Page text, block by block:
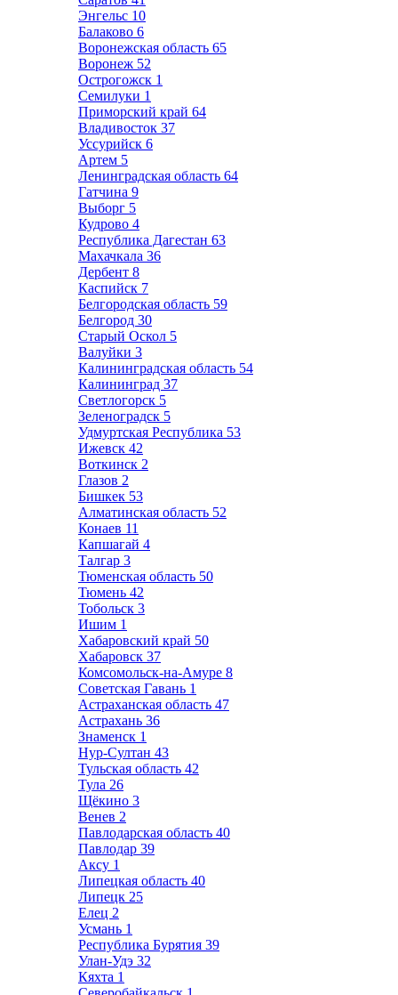
Энгельс 10
Балаково 6
Воронежская область 65
Воронеж 52
Острогожск 1
Семилуки 1
Приморский край 64
Владивосток 37
Уссурийск 6
Артем 5
Ленинградская область 64
Гатчина 9
Выборг 5
Кудрово 4
Республика Дагестан 63
Махачкала 36
Дербент 8
Каспийск 7
Белгородская область 59
Белгород 30
Старый Оскол 5
Валуйки 3
Калининградская область 54
Калининград 37
Светлогорск 5
Зеленоградск 5
Удмуртская Республика 53
Ижевск 42
Воткинск 2
Глазов 2
Бишкек 53
Алматинская область 52
Конаев 11
Капшагай 4
Талгар 3
Тюменская область 50
Тюмень 42
Тобольск 3
Ишим 1
Хабаровский край 50
Хабаровск 37
Комсомольск-на-Амуре 8
Советская Гавань 1
Астраханская область 47
Астрахань 36
Знаменск 1
Нур-Султан 43
Тульская область 42
Тула 26
Щёкино 3
Венев 2
Павлодарская область 40
Павлодар 39
Аксу 1
Липецкая область 40
Липецк 25
Елец 2
Усмань 1
Республика Бурятия 39
Улан-Удэ 32
Кяхта 1